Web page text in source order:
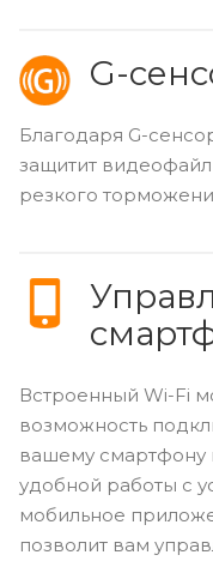
G-
Благодаря G-
защитит
резкого
Встроенный Wi-Fi
возможность
вашему смартфону
удобной работы с
мобильное
позволит вам